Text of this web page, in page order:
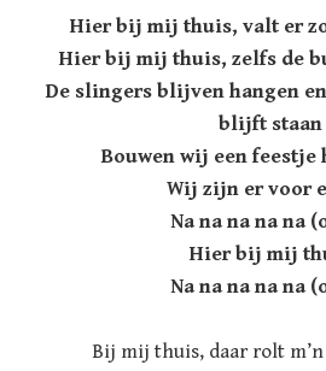
Hier bij mij thuis, valt er
Hier bij mij thuis, zelfs de
De slingers blijven hangen
blijft staan
Bouwen wij een feestje
Wij zijn er voor
Na na na na na
Hier bij mij
Na na na na na
Bij mij thuis, daar rolt